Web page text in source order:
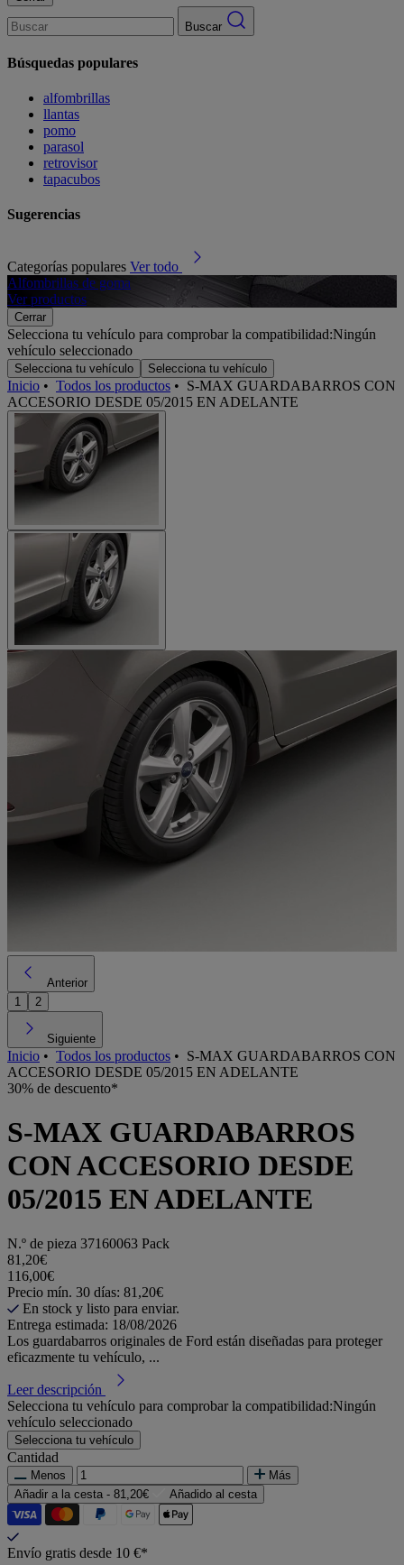
Buscar
Búsquedas populares
alfombrillas
llantas
pomo
parasol
retrovisor
tapacubos
Sugerencias
Categorías populares Ver todo
Alfombrillas de goma
Ver productos
Cerrar
Selecciona tu vehículo para comprobar la compatibilidad:Ningún
vehículo seleccionado
Selecciona tu vehículo Selecciona tu vehículo
Inicio • Todos los productos • S-MAX GUARDABARROS CON
ACCESORIO DESDE 05/2015 EN ADELANTE
Anterior
1
2
Siguiente
Inicio • Todos los productos • S-MAX GUARDABARROS CON
ACCESORIO DESDE 05/2015 EN ADELANTE
30% de descuento*
S-MAX GUARDABARROS
CON ACCESORIO DESDE
05/2015 EN ADELANTE
N.º de pieza 37160063 Pack
81,20€
116,00€
Precio mín. 30 días: 81,20€
En stock y listo para enviar.
Entrega estimada: 18/08/2026
Los guardabarros originales de Ford están diseñadas para proteger
eficazmente tu vehículo, ...
Leer descripción
Selecciona tu vehículo para comprobar la compatibilidad:Ningún
vehículo seleccionado
Selecciona tu vehículo
Cantidad
Menos
Más
Añadir a la cesta - 81,20€ Añadido al cesta
Envío gratis desde 10 €*